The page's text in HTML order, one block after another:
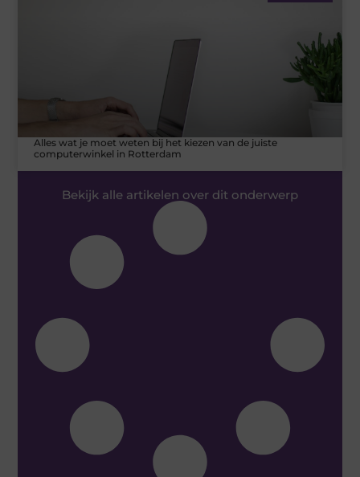
Alles wat je moet weten bij het kiezen van de juiste
computerwinkel in Rotterdam
Bekijk alle artikelen over dit onderwerp